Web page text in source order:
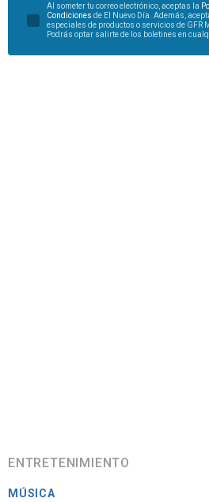
Al someter tu correo electrónico, aceptas la
Condiciones de El Nuevo Día. Además,
especiales de productos o servicios de GFR
Podrás optar salirte de los boletines en
ENTRETENIMIENTO
MÚSICA